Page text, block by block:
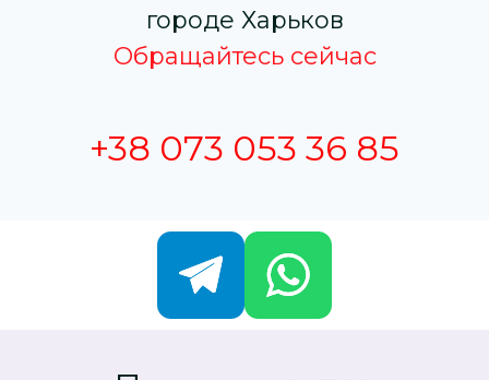
городе Харьков
Обращайтесь сейчас
+38 073 053 36 85